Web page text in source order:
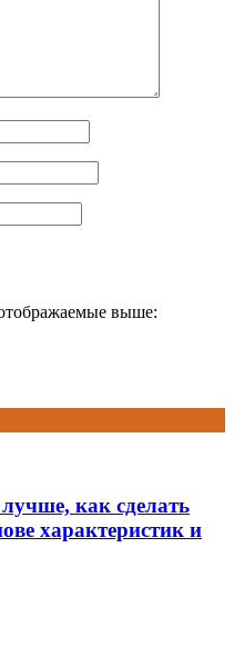
выше:
как сделать
характеристик и